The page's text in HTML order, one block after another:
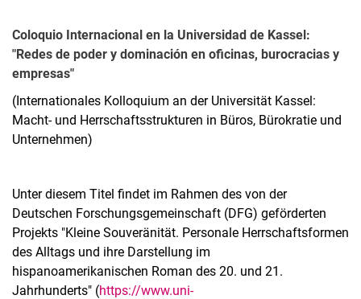
Coloquio Internacional en la Universidad de Kassel:
"Redes de poder y dominación en oficinas, burocracias y
empresas"
(Internationales Kolloquium an der Universität Kassel:
Macht- und Herrschaftsstrukturen in Büros, Bürokratie und
Unternehmen)
Unter diesem Titel findet im Rahmen des von der
Deutschen Forschungsgemeinschaft (DFG) geförderten
Projekts "Kleine Souveränität. Personale Herrschaftsformen
des Alltags und ihre Darstellung im
hispanoamerikanischen Roman des 20. und 21.
Jahrhunderts" (https://www.uni-